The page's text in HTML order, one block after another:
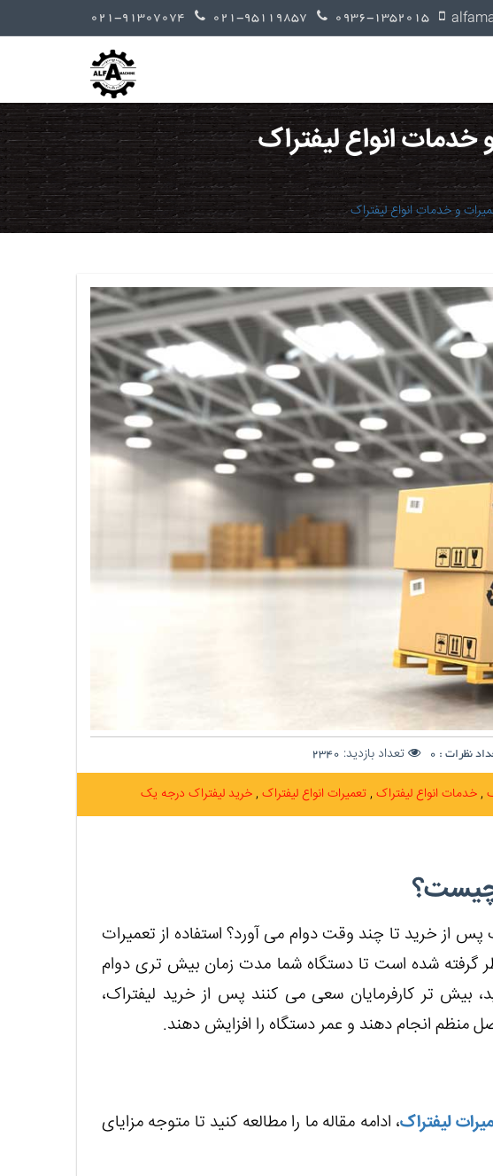
خدمات انواع لیفتراک
و خدمات انواع لیفتراک
نظرات : 0 تعداد بازدید: 2340
خدمات انواع لیفتراک تعمیرات انواع لیفتراک خرید لیفتراک درجه یک
چیست؟
از خرید تا چند وقت دوام می آورد؟ استفاده از تعمیرات
گرفته شده است تا دستگاه شما مدت زمان بیش تری دوام
بیش تر کارفرمایان سعی می کنند پس از خرید لیفتراک،
منظم انجام دهند و عمر دستگاه را افزایش دهند.
لیفتراک، ادامه مقاله ما را مطالعه کنید تا متوجه مزایای